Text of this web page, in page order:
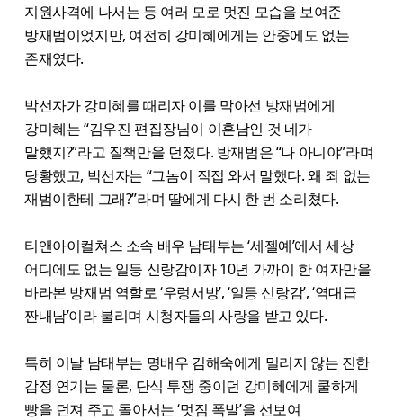
지원사격에 나서는 등 여러 모로 멋진 모습을 보여준
방재범이었지만, 여전히 강미혜에게는 안중에도 없는
존재였다.
박선자가 강미혜를 때리자 이를 막아선 방재범에게
강미혜는 “김우진 편집장님이 이혼남인 것 네가
말했지?”라고 질책만을 던졌다. 방재범은 “나 아니야”라며
당황했고, 박선자는 “그놈이 직접 와서 말했다. 왜 죄 없는
재범이한테 그래?”라며 딸에게 다시 한 번 소리쳤다.
티앤아이컬쳐스 소속 배우 남태부는 ‘세젤예’에서 세상
어디에도 없는 일등 신랑감이자 10년 가까이 한 여자만을
바라본 방재범 역할로 ‘우렁서방’, ‘일등 신랑감’, ‘역대급
짠내남’이라 불리며 시청자들의 사랑을 받고 있다.
특히 이날 남태부는 명배우 김해숙에게 밀리지 않는 진한
감정 연기는 물론, 단식 투쟁 중이던 강미혜에게 쿨하게
빵을 던져 주고 돌아서는 ‘멋짐 폭발’을 선보여